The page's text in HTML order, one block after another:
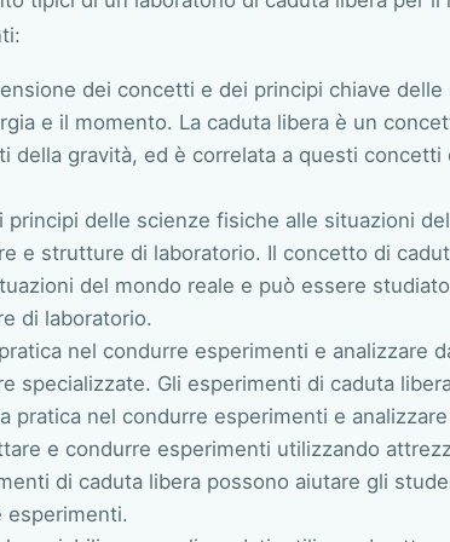
dei concetti e dei principi chiave
e il momento. La caduta libera è un
della gravità, ed è correlata a questi concetti
principi delle scienze fisiche alle situazioni
e strutture di laboratorio. Il concetto di
del mondo reale e può essere
di laboratorio.
nel condurre esperimenti e analizzare
specializzate. Gli esperimenti di caduta
pratica nel condurre esperimenti e
e condurre esperimenti utilizzando
di caduta libera possono aiutare gli
esperimenti.